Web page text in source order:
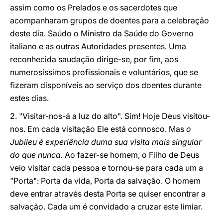
assim como os Prelados e os sacerdotes que
acompanharam grupos de doentes para a celebração
deste dia. Saúdo o Ministro da Saúde do Governo
italiano e as outras Autoridades presentes. Uma
reconhecida saudação dirige-se, por fim, aos
numerosíssimos profissionais e voluntários, que se
fizeram disponíveis ao serviço dos doentes durante
estes dias.
2. "Visitar-nos-á a luz do alto". Sim! Hoje Deus visitou-
nos. Em cada visitação Ele está connosco. Mas o
Jubileu é experiência duma sua visita mais singular
do que nunca. Ao fazer-se homem, o Filho de Deus
veio visitar cada pessoa e tornou-se para cada um a
"Porta": Porta da vida, Porta da salvação. O homem
deve entrar através desta Porta se quiser encontrar a
salvação. Cada um é convidado a cruzar este limiar.